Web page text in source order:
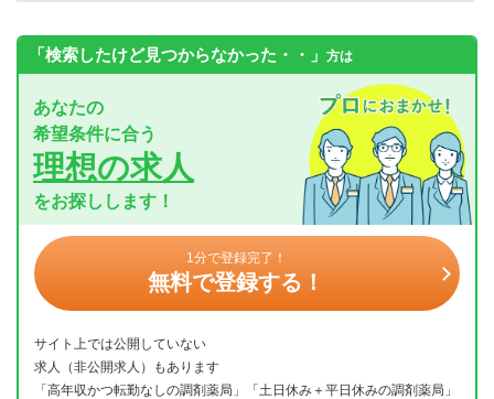
「検索したけど見つからなかった・・」 方は
あなたの
希望条件に合う
理想の求人
をお探しします！
1分で登録完了！
無料で登録する！
サイト上では公開していない
求人（非公開求人）もあります
「高年収かつ転勤なしの調剤薬局」「土日休み＋平日休みの調剤薬局」